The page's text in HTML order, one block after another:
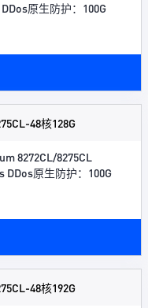
原生防护：100G
48核128G
8272CL/8275CL
DDos原生防护：100G
48核192G